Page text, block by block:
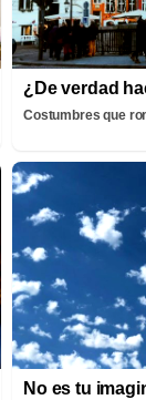
¿De verdad
Costumbres que
No es tu